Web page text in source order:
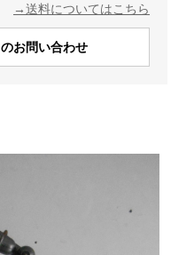
→送料についてはこちら
お問い合わせ